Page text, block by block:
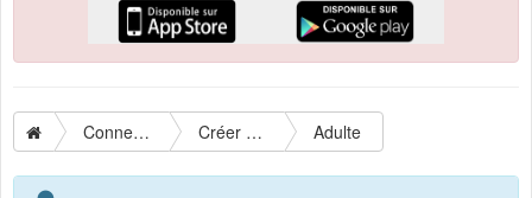
Connexion Créer un compte Adulte